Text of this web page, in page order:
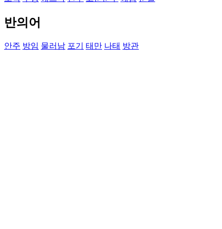
반의어
안주 방임 물러남 포기 태만 나태 방관